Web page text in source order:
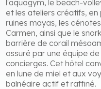
l'aquagym, le beach-
et les ateliers créatifs, en
ruines mayas, les
Carmen, ainsi que le
barrière de corail
assuré par une équipe
concierges. Cet hôtel
en lune de miel et aux
balnéaire actif et raffiné.